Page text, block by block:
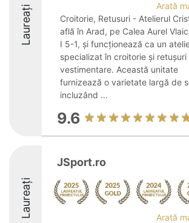
Laureați
Arată
Croitorie, Retusuri - Atelierul
află în Arad, pe Calea Aurel
I 5-1, și funcționează ca un
specializat în croitorie și retușuri
vestimentare. Această unitate
furnizează o varietate largă de
incluzând ...
9.6
Laureați
JSport.ro
Arată